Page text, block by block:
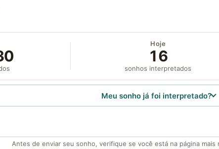
Hoje
16
sonhos interpretados
Meu sonho já foi interpretado?
Antes de enviar seu sonho, verifique se você está na página mais